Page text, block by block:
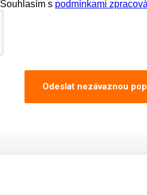
Souhlasím s podmínkami